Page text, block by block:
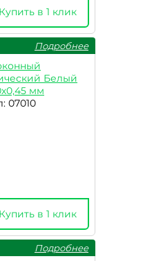
Купить в 1 клик
Подробнее
Белый
мм
07010
Купить в 1 клик
Подробнее